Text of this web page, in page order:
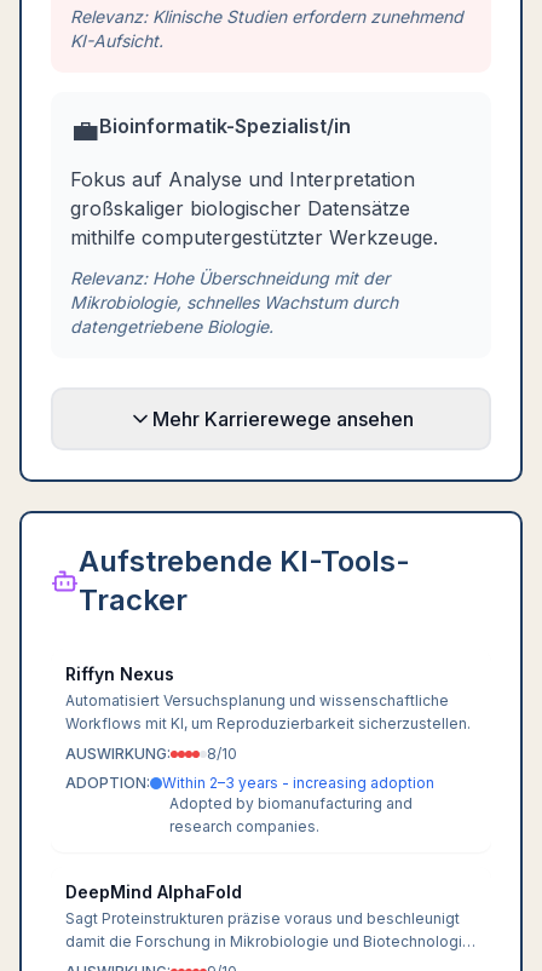
Relevanz: Klinische Studien erfordern zunehmend
KI-Aufsicht.
💼Bioinformatik-Spezialist/in
Fokus auf Analyse und Interpretation
großskaliger biologischer Datensätze
mithilfe computergestützter Werkzeuge.
Relevanz: Hohe Überschneidung mit der
Mikrobiologie, schnelles Wachstum durch
datengetriebene Biologie.
Mehr Karrierewege ansehen
Aufstrebende KI-Tools-
Tracker
Riffyn Nexus
Automatisiert Versuchsplanung und wissenschaftliche
Workflows mit KI, um Reproduzierbarkeit sicherzustellen.
AUSWIRKUNG:
8/10
ADOPTION:
Within 2–3 years - increasing adoption
Adopted by biomanufacturing and
research companies.
DeepMind AlphaFold
Sagt Proteinstrukturen präzise voraus und beschleunigt
damit die Forschung in Mikrobiologie und Biotechnologie
erheblich.